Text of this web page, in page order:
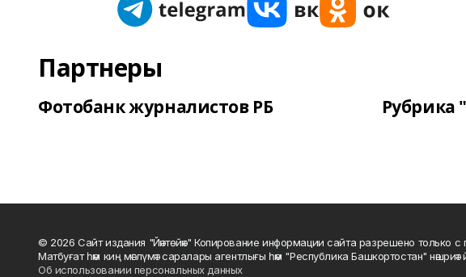
Партнеры
Фотобанк журналистов РБ Рубрика
© 2026 Сайт издания "Йәнтөйәк" Копирование информации сайта разрешено только
Матбуғат һәм киң мәғлүмәт саралары агентлығы һәм "Республика Башкортостан" нәшриәт
Об использовании персональных данных